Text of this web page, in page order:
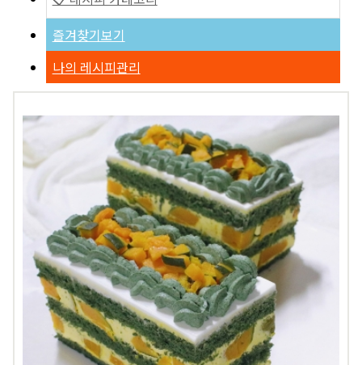
즐겨찾기보기
나의 레시피관리